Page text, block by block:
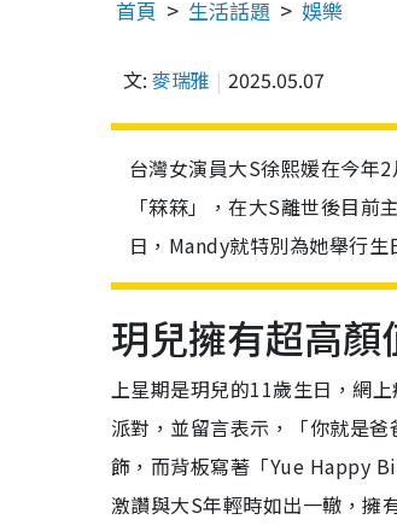
首頁 生活話題 娛樂
文: 麥瑞雅 2025.05.07
台灣女演員大S徐熙媛在今年
「箖箖」，在大S離世後目
日，Mandy就特別為她舉行生
玥兒擁有超高顏
上星期是玥兒的11歲生日，網
派對，並留言表示，「你就是
飾，而背板寫著「Yue Happy
激讚與大S年輕時如出一轍，擁